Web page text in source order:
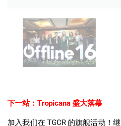
下一站： Tropicana 盛大落幕
加入我们在 TGCR 的旗舰活动！继